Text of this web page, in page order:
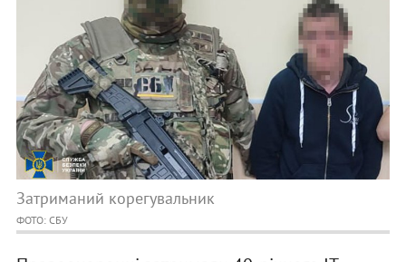
Затриманий корегувальник
ФОТО: СБУ